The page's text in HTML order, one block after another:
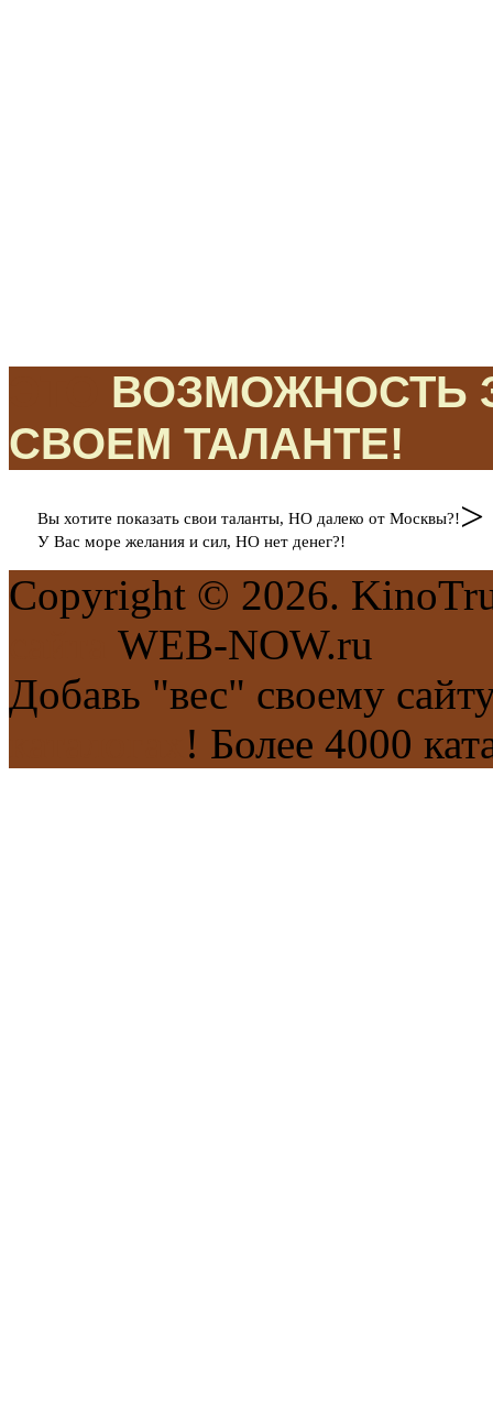
ВОЗМОЖНОСТЬ
СВОЕМ ТАЛАНТЕ!
Вы хотите показать свои таланты, НО далеко от Москвы?!
У Вас море желания и сил, НО нет денег?!
>
Copyright © 2026.
WEB-NOW.ru
Добавь "вес" своему
! Более 4000